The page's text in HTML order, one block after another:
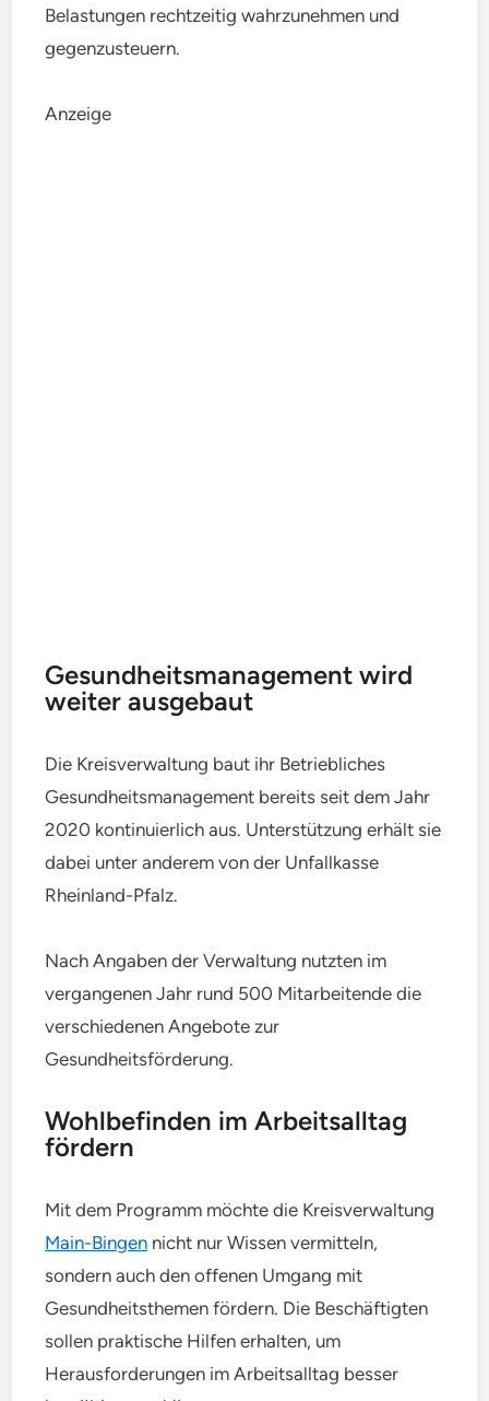
Belastungen rechtzeitig wahrzunehmen und
gegenzusteuern.
Anzeige
Gesundheitsmanagement wird
weiter ausgebaut
Die Kreisverwaltung baut ihr Betriebliches
Gesundheitsmanagement bereits seit dem Jahr
2020 kontinuierlich aus. Unterstützung erhält sie
dabei unter anderem von der Unfallkasse
Rheinland-Pfalz.
Nach Angaben der Verwaltung nutzten im
vergangenen Jahr rund 500 Mitarbeitende die
verschiedenen Angebote zur
Gesundheitsförderung.
Wohlbefinden im Arbeitsalltag
fördern
Mit dem Programm möchte die Kreisverwaltung
Main-Bingen nicht nur Wissen vermitteln,
sondern auch den offenen Umgang mit
Gesundheitsthemen fördern. Die Beschäftigten
sollen praktische Hilfen erhalten, um
Herausforderungen im Arbeitsalltag besser